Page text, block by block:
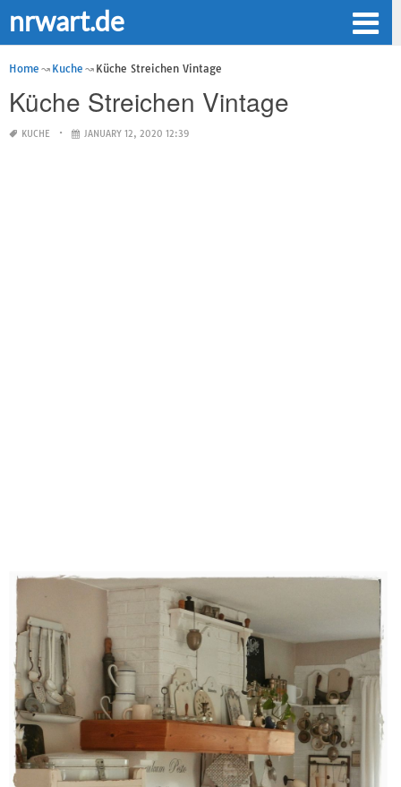
nrwart.de
Home Kuche Küche Streichen Vintage
Küche Streichen Vintage
KUCHE JANUARY 12, 2020 12:39